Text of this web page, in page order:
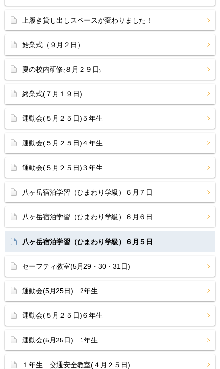
上履き貸し出しスペースが変わりました！
始業式（９月２日）
夏の校内研修₍８月２９日₎
終業式(７月１９日)
運動会(５月２５日)５年生
運動会(５月２５日)４年生
運動会(５月２５日)３年生
八ヶ岳宿泊学習（ひまわり学級）６月７日
八ヶ岳宿泊学習（ひまわり学級）６月６日
八ヶ岳宿泊学習（ひまわり学級）６月５日
セーフティ教室(5月29・30・31日)
運動会(5月25日) 2年生
運動会(５月２５日)６年生
運動会(5月25日) 1年生
１年生 交通安全教室(４月２５日)